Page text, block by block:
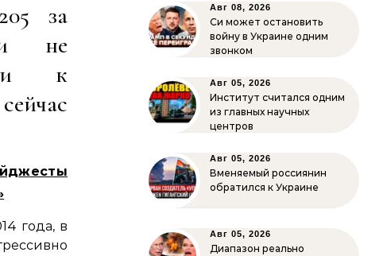
за
не
к
года, в
Авг 08, 2026
Си может остановить
войну в Украине одним
звонком
Авг 05, 2026
Институт считался одним
из главных научных
центров
Авг 05, 2026
Вменяемый россиянин
обратился к Украине
Авг 05, 2026
Диапазон реально